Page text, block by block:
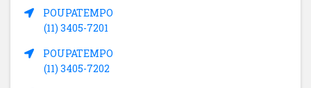
POUPATEMPO
(11) 3405-7201
POUPATEMPO
(11) 3405-7202